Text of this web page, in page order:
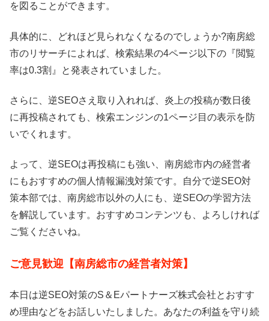
を図ることができます。
具体的に、どれほど見られなくなるのでしょうか?南房総
市のリサーチによれば、検索結果の4ページ以下の『閲覧
率は0.3割』と発表されていました。
さらに、逆SEOさえ取り入れれば、炎上の投稿が数日後
に再投稿されても、検索エンジンの1ページ目の表示を防
いでくれます。
よって、逆SEOは再投稿にも強い、南房総市内の経営者
にもおすすめの個人情報漏洩対策です。自分で逆SEO対
策本部では、南房総市以外の人にも、逆SEOの学習方法
を解説しています。おすすめコンテンツも、よろしければ
ご覧くださいね。
ご意見歓迎【南房総市の経営者対策】
本日は逆SEO対策のS＆Eパートナーズ株式会社とおすす
め理由などをお話しいたしました。あなたの利益を守り続